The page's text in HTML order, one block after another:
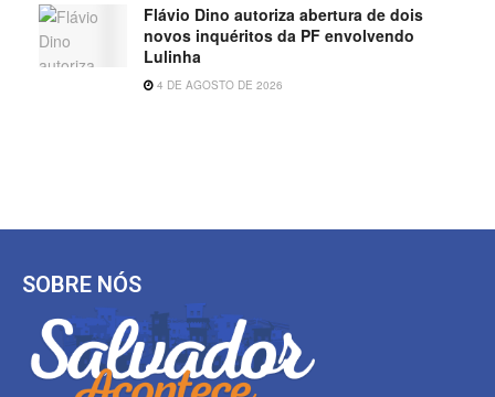
Flávio Dino autoriza abertura de dois
novos inquéritos da PF envolvendo
Lulinha
4 DE AGOSTO DE 2026
SOBRE NÓS